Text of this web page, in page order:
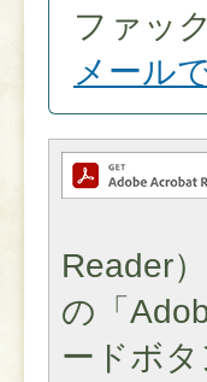
ファッ
メール
Reader
の「
ードボ